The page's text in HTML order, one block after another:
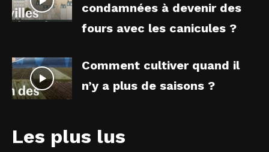
condamnées à devenir des
fours avec les canicules ?
Comment cultiver quand il
n’y a plus de saisons ?
Les plus lus